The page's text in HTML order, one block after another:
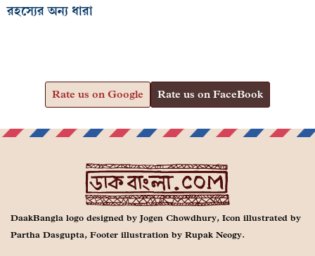
রহস্যের অন্য ধারা
Rate us on Google Rate us on FaceBook
DaakBangla logo designed by Jogen Chowdhury, Icon illustrated by
Partha Dasgupta, Footer illustration by Rupak Neogy.